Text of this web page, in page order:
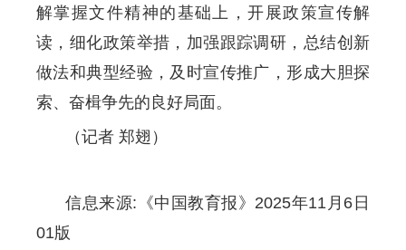
解掌握文件精神的基础上，开展政策宣传解
读，细化政策举措，加强跟踪调研，总结创新
做法和典型经验，及时宣传推广，形成大胆探
索、奋楫争先的良好局面。
（记者 郑翅）
信息来源:《中国教育报》2025年11月6日
01版